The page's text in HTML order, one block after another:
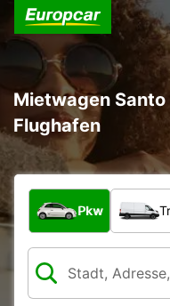
Mietwagen
Flughafen
Welche Art von
Pkw